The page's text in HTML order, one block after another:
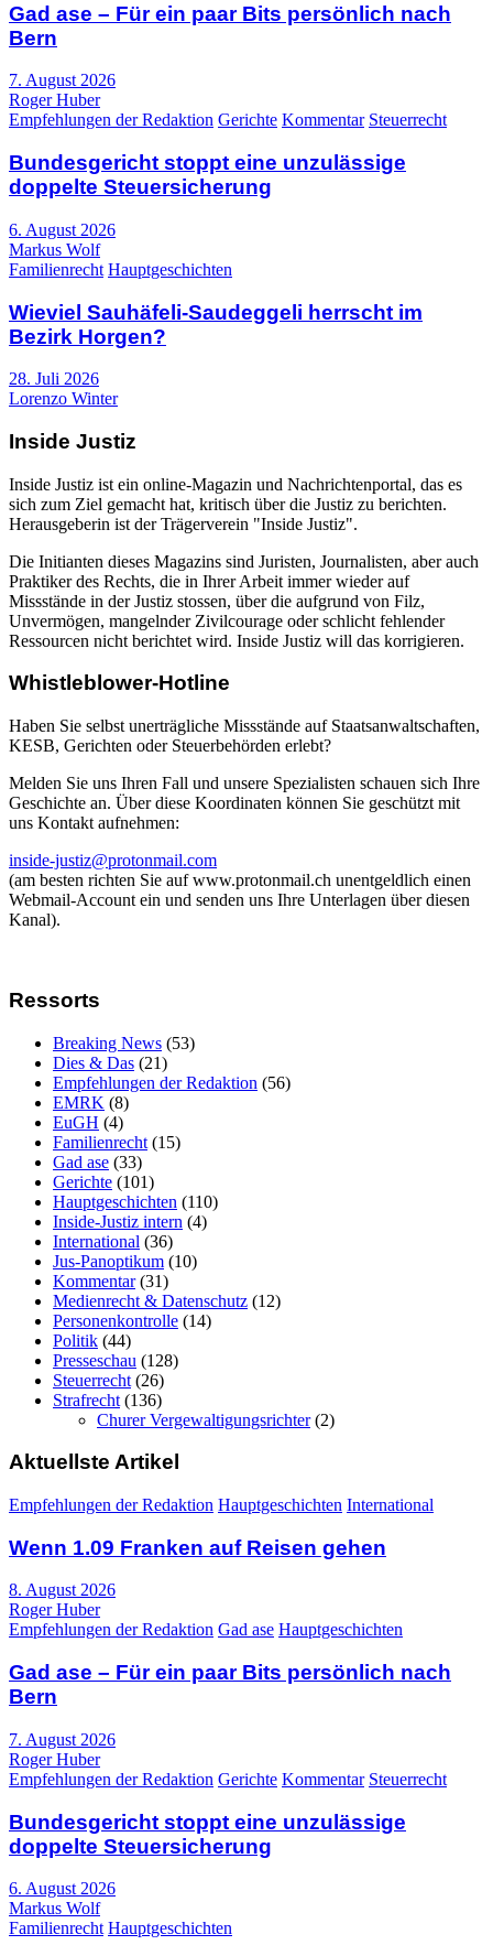
Gad ase – Für ein paar Bits persönlich nach
Bern
7. August 2026
Roger Huber
Empfehlungen der Redaktion Gerichte Kommentar Steuerrecht
Bundesgericht stoppt eine unzulässige
doppelte Steuersicherung
6. August 2026
Markus Wolf
Familienrecht Hauptgeschichten
Wieviel Sauhäfeli-Saudeggeli herrscht im
Bezirk Horgen?
28. Juli 2026
Lorenzo Winter
Inside Justiz
Inside Justiz ist ein online-Magazin und Nachrichtenportal, das es
sich zum Ziel gemacht hat, kritisch über die Justiz zu berichten.
Herausgeberin ist der Trägerverein "Inside Justiz".
Die Initianten dieses Magazins sind Juristen, Journalisten, aber auch
Praktiker des Rechts, die in Ihrer Arbeit immer wieder auf
Missstände in der Justiz stossen, über die aufgrund von Filz,
Unvermögen, mangelnder Zivilcourage oder schlicht fehlender
Ressourcen nicht berichtet wird. Inside Justiz will das korrigieren.
Whistleblower-Hotline
Haben Sie selbst unerträgliche Missstände auf Staatsanwaltschaften,
KESB, Gerichten oder Steuerbehörden erlebt?
Melden Sie uns Ihren Fall und unsere Spezialisten schauen sich Ihre
Geschichte an. Über diese Koordinaten können Sie geschützt mit
uns Kontakt aufnehmen:
inside-justiz@protonmail.com
(am besten richten Sie auf www.protonmail.ch unentgeldlich einen
Webmail-Account ein und senden uns Ihre Unterlagen über diesen
Kanal).
Ressorts
Breaking News (53)
Dies & Das (21)
Empfehlungen der Redaktion (56)
EMRK (8)
EuGH (4)
Familienrecht (15)
Gad ase (33)
Gerichte (101)
Hauptgeschichten (110)
Inside-Justiz intern (4)
International (36)
Jus-Panoptikum (10)
Kommentar(31)
Medienrecht & Datenschutz (12)
Personenkontrolle (14)
Politik (44)
Presseschau (128)
Steuerrecht (26)
Strafrecht (136)
Churer Vergewaltigungsrichter(2)
Aktuellste Artikel
Empfehlungen der Redaktion Hauptgeschichten International
Wenn 1.09 Franken auf Reisen gehen
8. August 2026
Roger Huber
Empfehlungen der Redaktion Gad ase Hauptgeschichten
Gad ase – Für ein paar Bits persönlich nach
Bern
7. August 2026
Roger Huber
Empfehlungen der Redaktion Gerichte Kommentar Steuerrecht
Bundesgericht stoppt eine unzulässige
doppelte Steuersicherung
6. August 2026
Markus Wolf
Familienrecht Hauptgeschichten